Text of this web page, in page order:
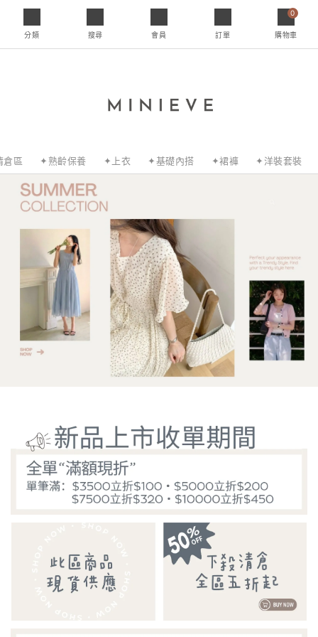
分類 搜尋 會員 訂單
0
購物車
倉區 ✦熟齡保養 ✦上衣 ✦基礎內搭 ✦裙褲 ✦洋裝套裝